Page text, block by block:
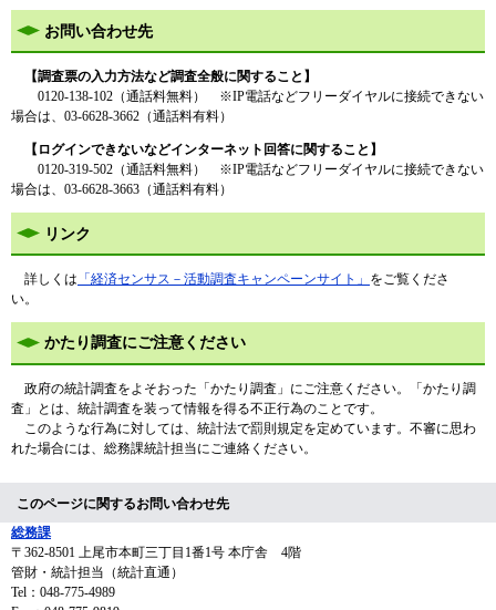
お問い合わせ先
【調査票の入力方法など調査全般に関すること】
0120-138-102（通話料無料） ※IP電話などフリーダイヤルに接続できない
場合は、03-6628-3662（通話料有料）
【ログインできないなどインターネット回答に関すること】
0120-319-502（通話料無料） ※IP電話などフリーダイヤルに接続できない
場合は、03-6628-3663（通話料有料）
リンク
詳しくは 「経済センサス－活動調査キャンペーンサイト」 をご覧くださ
い。
かたり調査にご注意ください
政府の統計調査をよそおった「かたり調査」にご注意ください。「かたり調
査」とは、統計調査を装って情報を得る不正行為のことです。
このような行為に対しては、統計法で罰則規定を定めています。不審に思わ
れた場合には、総務課統計担当にご連絡ください。
このページに関するお問い合わせ先
総務課
〒362-8501
上尾市本町三丁目1番1号 本庁舎 4階
管財・統計担当（統計直通）
Tel：048-775-4989